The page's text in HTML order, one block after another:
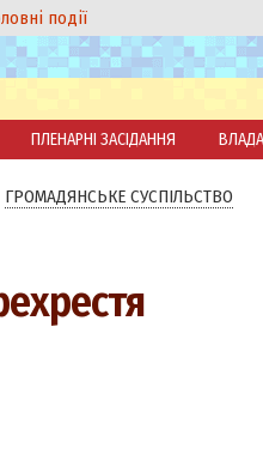
події
ПЛЕНАРНІ ЗАСІДАННЯ ВЛАДА
ГРОМАДЯНСЬКЕ СУСПІЛЬСТВО